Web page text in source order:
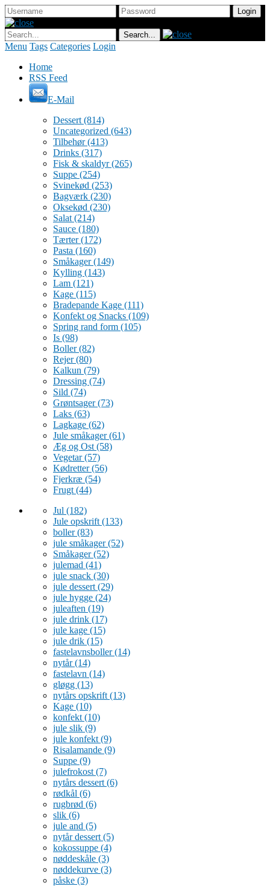
Menu Tags Categories Login
Home
RSS Feed
E-Mail
Dessert (814)
Uncategorized (643)
Tilbehør(413)
Drinks (317)
Fisk & skaldyr(265)
Suppe (254)
Svinekød (253)
Bagværk (230)
Oksekød (230)
Salat (214)
Sauce (180)
Tærter(172)
Pasta (160)
Småkager(149)
Kylling (143)
Lam (121)
Kage (115)
Bradepande Kage (111)
Konfekt og Snacks (109)
Spring rand form (105)
Is (98)
Boller(82)
Rejer(80)
Kalkun (79)
Dressing (74)
Sild (74)
Grøntsager(73)
Laks (63)
Lagkage (62)
Jule småkager(61)
Æg og Ost (58)
Vegetar(57)
Kødretter(56)
Fjerkræ (54)
Frugt (44)
Jul (182)
Jule opskrift (133)
boller(83)
jule småkager(52)
Småkager(52)
julemad (41)
jule snack (30)
jule dessert (29)
jule hygge (24)
juleaften (19)
jule drink (17)
jule kage (15)
jule drik (15)
fastelavnsboller(14)
nytår(14)
fastelavn (14)
gløgg (13)
nytårs opskrift (13)
Kage (10)
konfekt (10)
jule slik (9)
jule konfekt (9)
Risalamande (9)
Suppe (9)
julefrokost (7)
nytårs dessert (6)
rødkål (6)
rugbrød (6)
slik (6)
jule and (5)
nytår dessert (5)
kokossuppe (4)
nøddeskåle (3)
nøddekurve (3)
påske (3)